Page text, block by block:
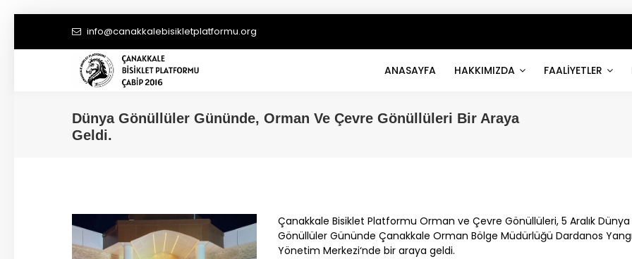
info@canakkalebisikletplatformu.org
ANASAYFA HAKKIMIZDA FAALİYETLER
Dünya Gönüllüler Gününde, Orman Ve Çevre Gönüllüleri Bir Araya
Geldi.
Çanakkale Bisiklet Platformu Orman ve Çevre Gönüllüleri, 5 Aralık Dünya
Gönüllüler GünündeÇanakkale Orman Bölge MüdürlüğüDardanos
Yönetim Merkezi‘nde bir araya geldi.